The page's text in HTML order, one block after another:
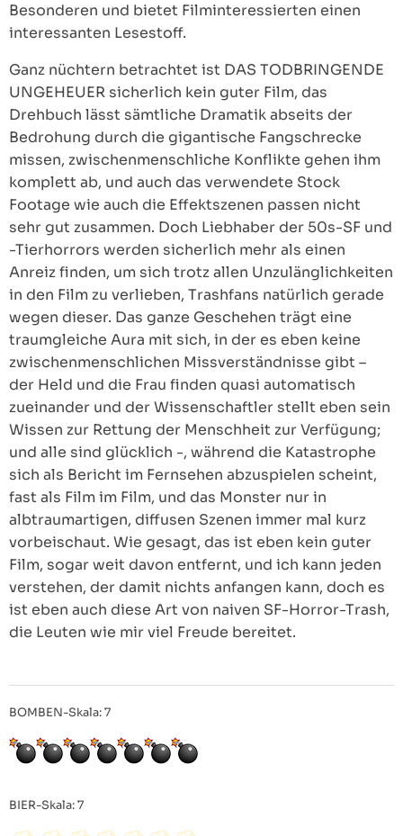
Besonderen und bietet Filminteressierten einen
interessanten Lesestoff.
Ganz nüchtern betrachtet ist DAS TODBRINGENDE
UNGEHEUER sicherlich kein guter Film, das
Drehbuch lässt sämtliche Dramatik abseits der
Bedrohung durch die gigantische Fangschrecke
missen, zwischenmenschliche Konflikte gehen ihm
komplett ab, und auch das verwendete Stock
Footage wie auch die Effektszenen passen nicht
sehr gut zusammen. Doch Liebhaber der 50s-SF und
-Tierhorrors werden sicherlich mehr als einen
Anreiz finden, um sich trotz allen Unzulänglichkeiten
in den Film zu verlieben, Trashfans natürlich gerade
wegen dieser. Das ganze Geschehen trägt eine
traumgleiche Aura mit sich, in der es eben keine
zwischenmenschlichen Missverständnisse gibt –
der Held und die Frau finden quasi automatisch
zueinander und der Wissenschaftler stellt eben sein
Wissen zur Rettung der Menschheit zur Verfügung;
und alle sind glücklich -, während die Katastrophe
sich als Bericht im Fernsehen abzuspielen scheint,
fast als Film im Film, und das Monster nur in
albtraumartigen, diffusen Szenen immer mal kurz
vorbeischaut. Wie gesagt, das ist eben kein guter
Film, sogar weit davon entfernt, und ich kann jeden
verstehen, der damit nichts anfangen kann, doch es
ist eben auch diese Art von naiven SF-Horror-Trash,
die Leuten wie mir viel Freude bereitet.
BOMBEN-Skala: 7
BIER-Skala: 7